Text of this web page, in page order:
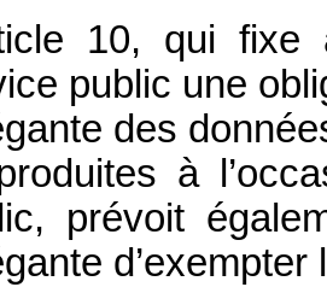
10, qui fixe
public une
des
à
prévoit